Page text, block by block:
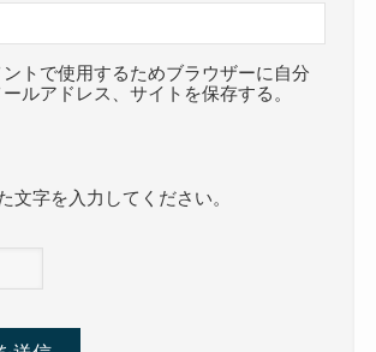
トで使用するためブラウザーに自分
ルアドレス、サイトを保存する。
文字を入力してください。